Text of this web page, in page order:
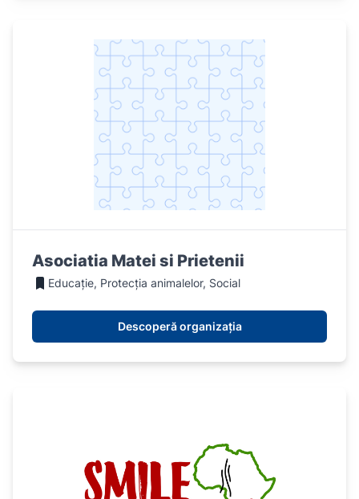
Asociatia Matei si Prietenii
Educație, Protecția animalelor, Social
Descoperă organizația